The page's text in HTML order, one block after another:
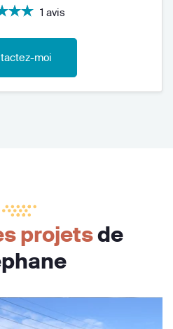
1 avis
moi
projetsde